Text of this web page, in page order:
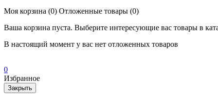
Моя корзина (0) Отложенные товары (0)
Ваша корзина пуста. Выберите интересующие вас товары в
В настоящий момент у вас нет отложенных товаров
0
Избранное
Закрыть